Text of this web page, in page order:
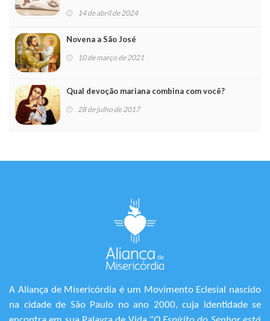
14 de abril de 2024
Novena a São José
10 de março de 2021
Qual devoção mariana combina com você?
28 de julho de 2017
A Aliança de Misericórdia é um Movimento Eclesial nascido
na cidade de São Paulo no ano 2000, cuja identidade se